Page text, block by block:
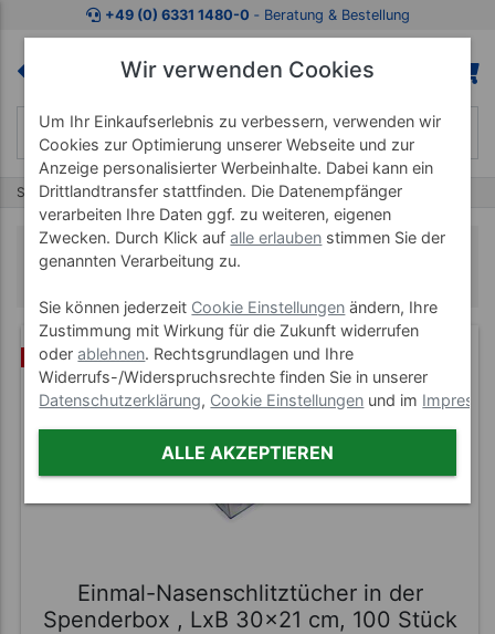
+49 (0) 6331 1480-0 ‐ Beratung & Bestellung
Start Koffermassagebänke Egema
Egema
SET (22)
Einmal-Nasenschlitztücher in der
Spenderbox , LxB 30x21 cm, 100 Stück
Wir verwenden Cookies
Um Ihr Einkaufserlebnis zu verbessern, verwenden wir
Cookies zur Optimierung unserer Webseite und zur
Anzeige personalisierter Werbeinhalte. Dabei kann ein
Drittlandtransfer stattfinden. Die Datenempfänger
verarbeiten Ihre Daten ggf. zu weiteren, eigenen
Zwecken. Durch Klick aufalle erlauben stimmen Sie der
genannten Verarbeitung zu.
Sie können jederzeit Cookie Einstellungen ändern, Ihre
Zustimmung mit Wirkung für die Zukunft widerrufen
oderablehnen. Rechtsgrundlagen und Ihre
Widerrufs-/Widerspruchsrechte finden Sie in unserer
Datenschutzerklärung, Cookie Einstellungen und im
ALLE AKZEPTIEREN